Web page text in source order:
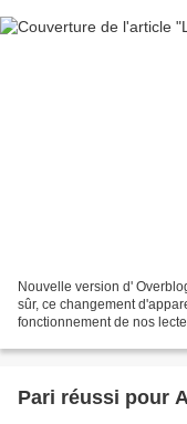
Nouvelle version d'
sûr, ce changement
fonctionnement de nos
Pari réussi pour